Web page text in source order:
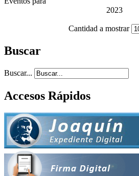
2023
Cantidad a mostrar
Buscar
Buscar...
Accesos Rápidos